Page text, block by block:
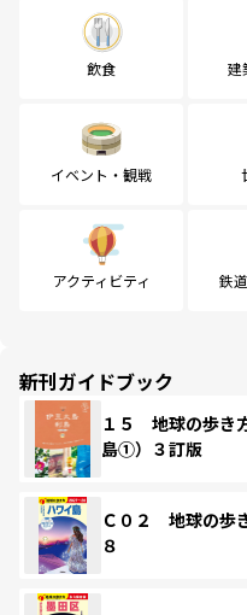
飲食 建
イベント・観戦
アクティビティ 鉄
新刊ガイドブック
１５ 地球の歩
島①）３訂版
Ｃ０２ 地球の歩
８